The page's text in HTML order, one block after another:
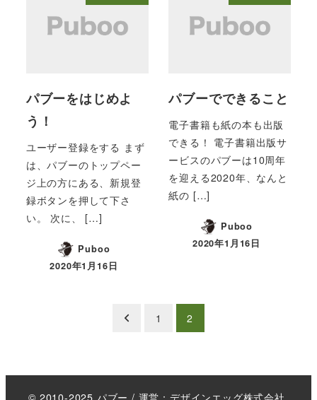
パブーをはじめよ
う！
ユーザー登録をする まず
は、パブーのトップペー
ジ上の方にある、新規登
録ボタンを押して下さ
い。 次に、 […]
Puboo
投稿日
2020年1月16日
パブーでできること
電子書籍も紙の本も出版
できる！ 電子書籍出版サ
ービスのパブーは10周年
を迎える2020年、なんと
紙の […]
Puboo
投稿日
2020年1月16日
の
1 2
© 2010-2025 パブー / 運営：デザインエッグ株式会社.